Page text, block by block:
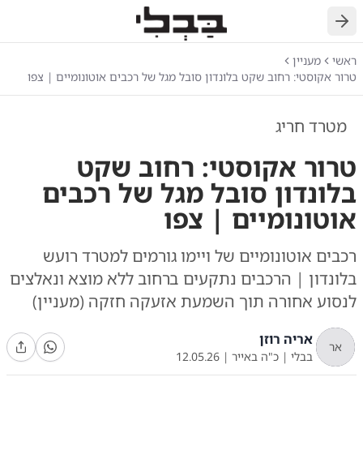
חזרה
ראשי
מעניין
טרור אקוסטי: רחוב שקט בלונדון סובל מגל של רכבים אוטונומיים | צפו
מטרד חריג
טרור אקוסטי: רחוב שקט
בלונדון סובל מגל של רכבים
אוטונומיים | צפו
רכבים אוטונומיים של ויימו גורמים למטרד רועש
בלונדון | הרכבים נתקעים ברחוב ללא מוצא ונאלצים
לנסוע אחורה תוך השמעת אזעקה חזקה (מעניין)
אר אריה רוזן
בבלי | כ"ה באייר |
12.05.26